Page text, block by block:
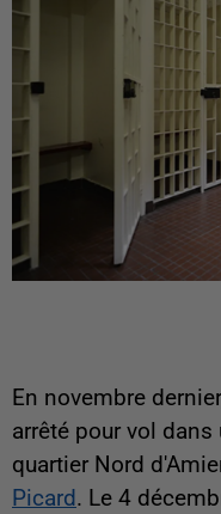
En novembre
arrêté pour vol
quartier Nord
Picard. Le 4